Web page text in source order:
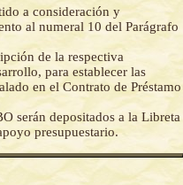
a consideración y
al numeral 10 del Parágrafo
de la respectiva
para establecer las
en el Contrato de Préstamo
serán depositados a la Libreta
presupuestario.